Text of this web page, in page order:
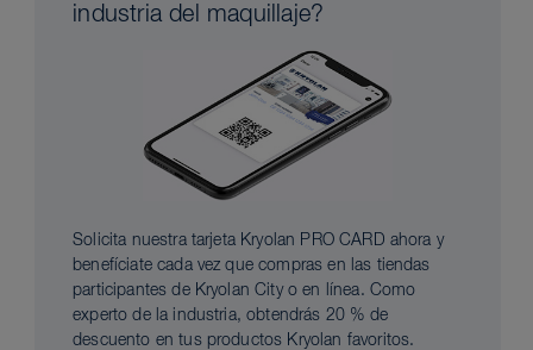
industria del maquillaje?
Solicita nuestra tarjeta Kryolan PRO CARD ahora y
benefíciate cada vez que compras en las tiendas
participantes de Kryolan City o en línea. Como
experto de la industria, obtendrás 20 % de
descuento en tus productos Kryolan favoritos.